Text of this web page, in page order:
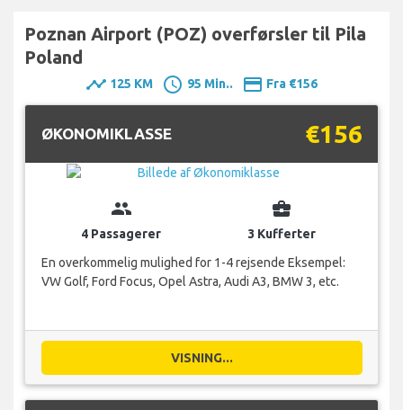
Poznan Airport (POZ) overførsler til Pila
Poland
timeline 125 KM schedule 95 Min.. payment Fra €156
ØKONOMIKLASSE €156
group
4 Passagerer
business_center
3 Kufferter
En overkommelig mulighed for 1-4 rejsende Eksempel:
VW Golf, Ford Focus, Opel Astra, Audi A3, BMW 3, etc.
VISNING...